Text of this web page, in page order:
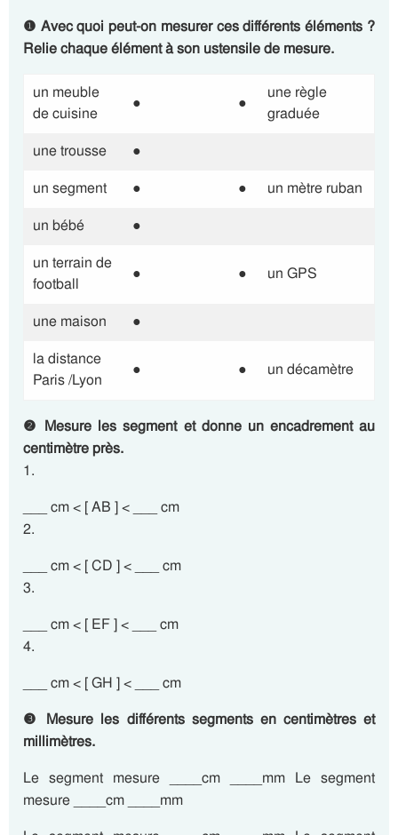
❶ Avec quoi peut-on mesurer ces différents éléments ?
Relie chaque élément à son ustensile de mesure.
un meuble
de cuisine
● ●
une règle
graduée
une trousse
●
un segment
● ●
un mètre ruban
un bébé
●
un terrain de
football
● ● un GPS
une maison
●
la distance
Paris /Lyon
● ● un décamètre
❷ Mesure les segment et donne un encadrement au
centimètre près.
1.
___ cm < [ AB ] < ___ cm
2.
___ cm < [ CD ] < ___ cm
3.
___ cm < [ EF ] < ___ cm
4.
___ cm < [ GH ] < ___ cm
❸ Mesure les différents segments en centimètres et
millimètres.
Le segment mesure ____cm ____mm Le segment
mesure ____cm ____mm